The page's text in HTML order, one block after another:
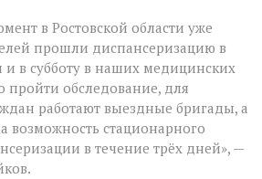
в Ростовской области уже
прошли диспансеризацию в
в субботу в наших медицинских
пройти обследование, для
работают выездные бригады, а
возможность стационарного
в течение трёх дней», —